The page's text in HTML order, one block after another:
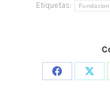
Etiquetas:
Share